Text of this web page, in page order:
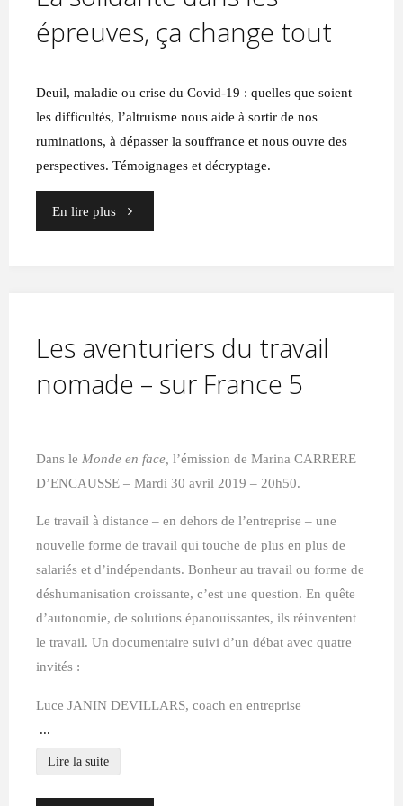
épreuves, ça change tout
Deuil, maladie ou crise du Covid-19 : quelles que soient
les difficultés, l’altruisme nous aide à sortir de nos
ruminations, à dépasser la souffrance et nous ouvre des
perspectives. Témoignages et décryptage.
En lire plus"La
épreuves,
change
Les aventuriers du travail
nomade – sur France 5
Dans le Monde en face, l’émission de Marina CARRERE
D’ENCAUSSE – Mardi 30 avril 2019 – 20h50.
Le travail à distance – en dehors de l’entreprise – une
nouvelle forme de travail qui touche de plus en plus de
salariés et d’indépendants. Bonheur au travail ou forme de
déshumanisation croissante, c’est une question.En quête
d’autonomie, de solutions épanouissantes, ils réinventent
le travail. Un documentaire suivi d’un débat avec quatre
invités :
Luce JANIN DEVILLARS, coach en entreprise
...
Lire la suite